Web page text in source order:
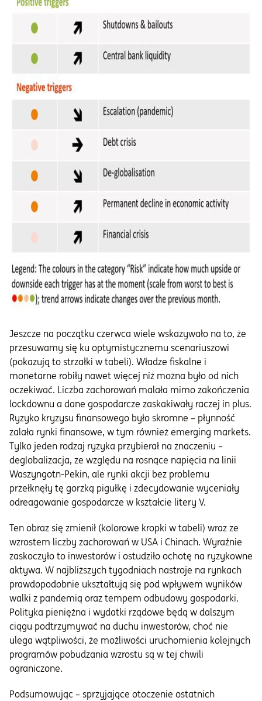
Jeszcze na początku czerwca wiele wskazywało na to, że
przesuwamy się ku optymistycznemu scenariuszowi
(pokazują to strzałki w tabeli). Władze fiskalne i
monetarne robiły nawet więcej niż można było od nich
oczekiwać. Liczba zachorowań malała mimo zakończenia
lockdownu a dane gospodarcze zaskakiwały raczej in plus.
Ryzyko kryzysu finansowego było skromne – płynność
zalała rynki finansowe, w tym również emerging markets.
Tylko jeden rodzaj ryzyka przybierał na znaczeniu –
deglobalizacja, ze względu na rosnące napięcia na linii
Waszyngotn-Pekin, ale rynki akcji bez problemu
przełknęły tę gorzką pigułkę i zdecydowanie wyceniały
odreagowanie gospodarcze w kształcie litery V.
Ten obraz się zmienił (kolorowe kropki w tabeli) wraz ze
wzrostem liczby zachorowań w USA i Chinach. Wyraźnie
zaskoczyło to inwestorów i ostudziło ochotę na ryzykowne
aktywa. W najbliższych tygodniach nastroje na rynkach
prawdopodobnie ukształtują się pod wpływem wyników
walki z pandemią oraz tempem odbudowy gospodarki.
Polityka pieniężna i wydatki rządowe będą w dalszym
ciągu podtrzymywać na duchu inwestorów, choć nie
ulega wątpliwości, że możliwości uruchomienia kolejnych
programów pobudzania wzrostu są w tej chwili
ograniczone.
Podsumowując – sprzyjające otoczenie ostatnich